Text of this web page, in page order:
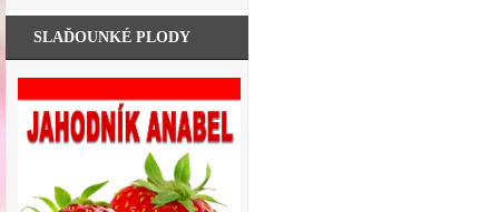
SLAĎOUNKÉ PLODY